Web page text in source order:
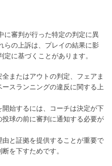
に審判が行った特定の判定に異
らの上訴は、プレイの結果に影
に基づくことがあります。
またはアウトの判定、フェアま
スランニングの違反に関する上
始するには、コーチは決定が下
球の前に審判に通知する必要が
由と証拠を提供することが重要で
を下すためです。